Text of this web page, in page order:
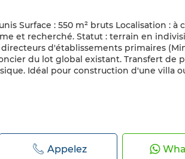
Surface : 550 m² bruts Localisation : à
et recherché. Statut : terrain en
d'établissements primaires
du lot global existant. Transfert de
Idéal pour construction d'une villa
Appelez